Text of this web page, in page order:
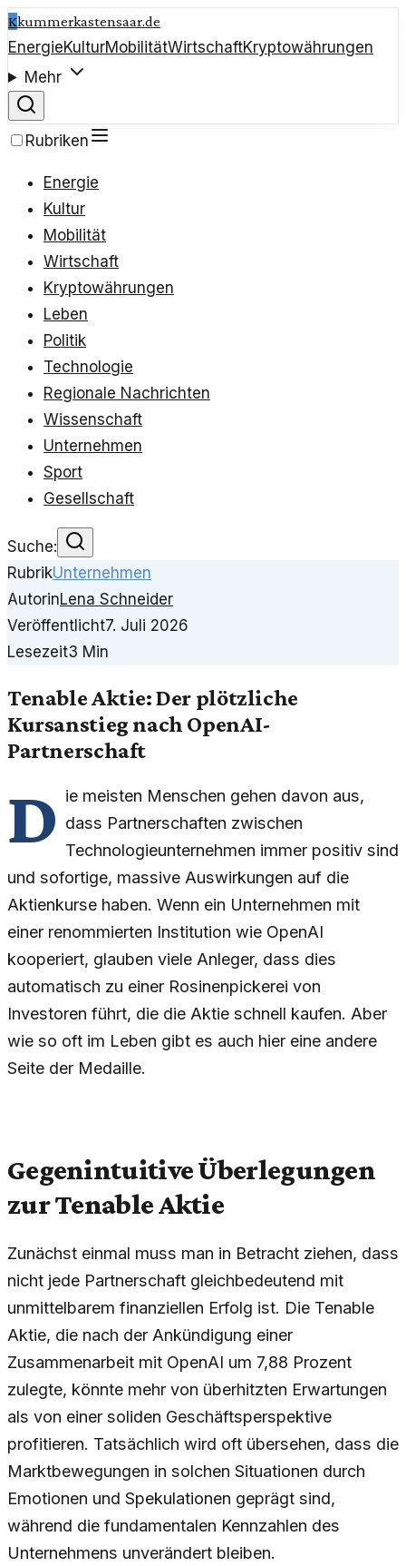
Kkummerkastensaar.de
EnergieKulturMobilitätWirtschaftKryptowährungen
Mehr
Rubriken
Energie
Kultur
Mobilität
Wirtschaft
Kryptowährungen
Leben
Politik
Technologie
Regionale Nachrichten
Wissenschaft
Unternehmen
Sport
Gesellschaft
Suche:
RubrikUnternehmen
AutorinLena Schneider
Veröffentlicht7. Juli 2026
Lesezeit3 Min
Tenable Aktie: Der plötzliche
Kursanstieg nach OpenAI-
Partnerschaft
D ie meisten Menschen gehen davon aus,
dass Partnerschaften zwischen
Technologieunternehmen immer positiv sind
und sofortige, massive Auswirkungen auf die
Aktienkurse haben. Wenn ein Unternehmen mit
einer renommierten Institution wie OpenAI
kooperiert, glauben viele Anleger, dass dies
automatisch zu einer Rosinenpickerei von
Investoren führt, die die Aktie schnell kaufen. Aber
wie so oft im Leben gibt es auch hier eine andere
Seite der Medaille.
Gegenintuitive Überlegungen
zur Tenable Aktie
Zunächst einmal muss man in Betracht ziehen, dass
nicht jede Partnerschaft gleichbedeutend mit
unmittelbarem finanziellen Erfolg ist. Die Tenable
Aktie, die nach der Ankündigung einer
Zusammenarbeit mit OpenAI um 7,88 Prozent
zulegte, könnte mehr von überhitzten Erwartungen
als von einer soliden Geschäftsperspektive
profitieren. Tatsächlich wird oft übersehen, dass die
Marktbewegungen in solchen Situationen durch
Emotionen und Spekulationen geprägt sind,
während die fundamentalen Kennzahlen des
Unternehmens unverändert bleiben.